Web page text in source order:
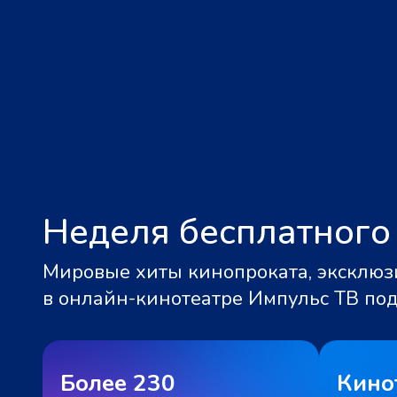
Неделя
Мировые хиты кинопроката,
в онлайн-кинотеатре Импульс ТВ
Более 230